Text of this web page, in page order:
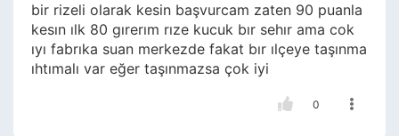
bir rizeli olarak kesin başvurcam zaten 90 puanla
kesın ılk 80 gırerım rıze kucuk bır sehır ama cok
ıyı fabrıka suan merkezde fakat bır ılçeye taşınma
ıhtımalı var eğer taşınmazsa çok iyi
0